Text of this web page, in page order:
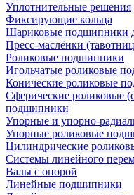
Уплотнительные решения
Фиксирующие кольца
Шариковые подшипники
Пресс-маслёнки
Роликовые подшипники
Игольчатые роликовые
Конические роликовые
Сферические роликовые
подшипники
Упорные и упорно-
Упорные роликовые
Цилиндрические
Системы линейного
Валы с опорой
Линейные подшипники